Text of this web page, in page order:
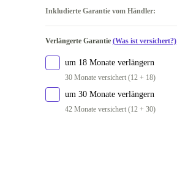
Inkludierte Garantie vom Händler:
Verlängerte Garantie (Was ist versichert?)
um 18 Monate verlängern
30 Monate versichert (12 + 18)
um 30 Monate verlängern
42 Monate versichert (12 + 30)